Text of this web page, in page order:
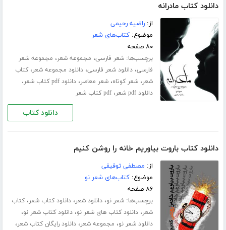
دانلود کتاب مادرانه
از:راضیه رحیمی
موضوع:کتاب‌های شعر
۸۰ صفحه
برچسب‌ها:شعر فارسی، مجموعه شعر، مجموعه شعر
فارسی،دانلود شعر فارسی،دانلود مجموعه شعر،کتاب
شعر،شعر کوتاه،شعر معاصر،
دانلود pdf کتاب شعر،
دانلود pdf شعر
،pdf کتاب شعر
دانلود کتاب
دانلود کتاب باروت بیاوریم خانه را روشن کنیم
از: مصطفی توفیقی
موضوع:کتاب‌های شعر نو
۸۶ صفحه
برچسب‌ها:شعر نو،دانلود شعر،دانلود کتاب شعر،کتاب
شعر،دانلود کتاب های شعر نو،دانلود کتاب شعر نو،
دانلود شعر نو، مجموعه شعر،دانلود رایگان کتاب شعر،